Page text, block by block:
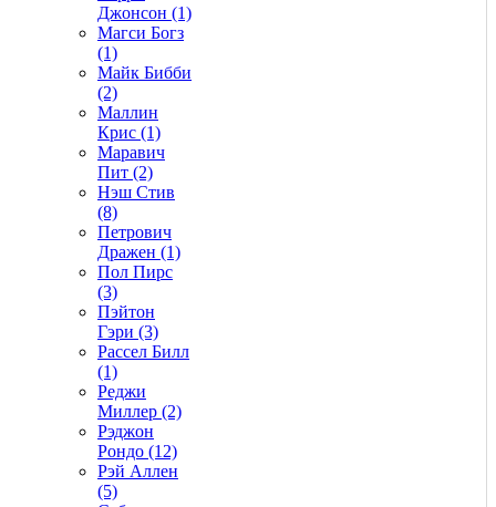
Джонсон (1)
Магси Богз
(1)
Майк Бибби
(2)
Маллин
Крис (1)
Маравич
Пит (2)
Нэш Стив
(8)
Петрович
Дражен (1)
Пол Пирс
(3)
Пэйтон
Гэри (3)
Рассел Билл
(1)
Реджи
Миллер (2)
Рэджон
Рондо (12)
Рэй Аллен
(5)